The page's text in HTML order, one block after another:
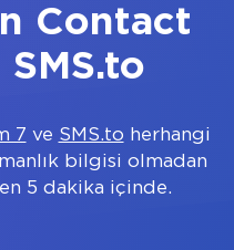
Contact
SMS.to
7 ve SMS.to herhangi
bilgisi olmadan
5 dakika içinde.